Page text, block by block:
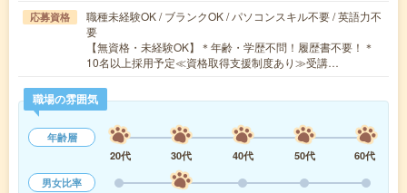
応募資格
職種未経験OK / ブランクOK / パソコンスキル不要 / 英語力不
要
【無資格・未経験OK】＊年齢・学歴不問！履歴書不要！＊
10名以上採用予定≪資格取得支援制度あり≫受講…
職場の雰囲気
年齢層
20代
30代 40代 50代
60代
男女比率